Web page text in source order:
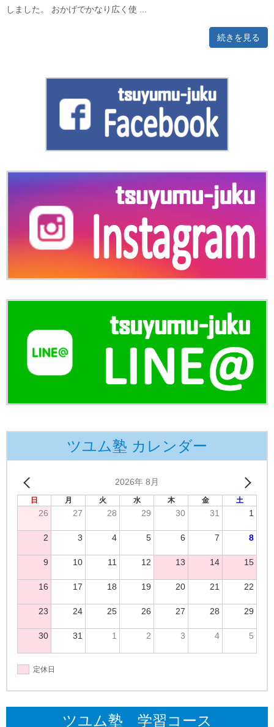
しました。 おかげでかなり広く使 ...
続きを見る
ツユム塾 カレンダー
2026年 8月
日 月 火 水 木 金 土
26 27 28 29 30 31 1
2 3 4 5 6 7 8
9 10 11 12 13 14 15
16 17 18 19 20 21 22
23 24 25 26 27 28 29
30 31 1 2 3 4 5
定休日
ツユム塾 学習コース